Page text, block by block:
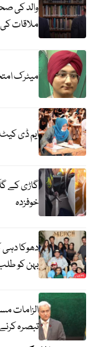
والد کی
ملاقات
میٹرک
ایم ڈی
گاڑی کے
خوفزدہ
دھوکا
بہن کو طلب
الزامات
تبصرہ